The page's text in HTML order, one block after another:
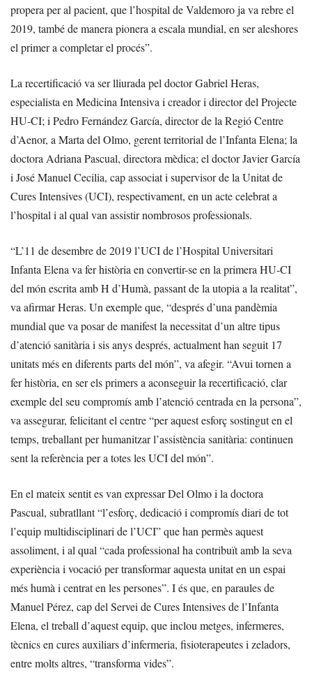
propera per al pacient, que l’hospital de Valdemoro ja va rebre el
2019, també de manera pionera a escala mundial, en ser aleshores
el primer a completar el procés”.
La recertificació va ser lliurada pel doctor Gabriel Heras,
especialista en Medicina Intensiva i creador i director del Projecte
HU-CI; i Pedro Fernández García, director de la Regió Centre
d’Aenor, a Marta del Olmo, gerent territorial de l’Infanta Elena; la
doctora Adriana Pascual, directora mèdica; el doctor Javier García
i José Manuel Cecilia, cap associat i supervisor de la Unitat de
Cures Intensives (UCI), respectivament, en un acte celebrat a
l’hospital i al qual van assistir nombrosos professionals.
“L’11 de desembre de 2019 l’UCI de l’Hospital Universitari
Infanta Elena va fer història en convertir-se en la primera HU-CI
del món escrita amb H d’Humà, passant de la utopia a la realitat”,
va afirmar Heras. Un exemple que, “després d’una pandèmia
mundial que va posar de manifest la necessitat d’un altre tipus
d’atenció sanitària i sis anys després, actualment han seguit 17
unitats més en diferents parts del món”, va afegir. “Avui tornen a
fer història, en ser els primers a aconseguir la recertificació, clar
exemple del seu compromís amb l’atenció centrada en la persona”,
va assegurar, felicitant el centre “per aquest esforç sostingut en el
temps, treballant per humanitzar l’assistència sanitària: continuen
sent la referència per a totes les UCI del món”.
En el mateix sentit es van expressar Del Olmo i la doctora
Pascual, subratllant “l’esforç, dedicació i compromís diari de tot
l’equip multidisciplinari de l’UCI” que han permès aquest
assoliment, i al qual “cada professional ha contribuït amb la seva
experiència i vocació per transformar aquesta unitat en un espai
més humà i centrat en les persones”. I és que, en paraules de
Manuel Pérez, cap del Servei de Cures Intensives de l’Infanta
Elena, el treball d’aquest equip, que inclou metges, infermeres,
tècnics en cures auxiliars d’infermeria, fisioterapeutes i zeladors,
entre molts altres, “transforma vides”.